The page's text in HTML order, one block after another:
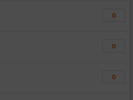
0
0
0